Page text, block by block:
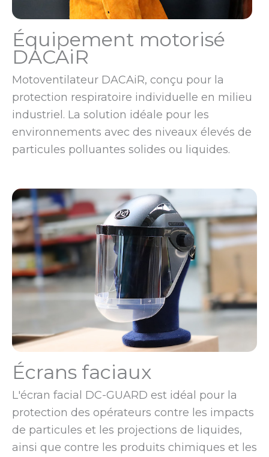
Équipement motorisé
DACAiR
Motoventilateur DACAiR, conçu pour la
protection respiratoire individuelle en milieu
industriel. La solution idéale pour les
environnements avec des niveaux élevés de
particules polluantes solides ou liquides.
Écrans faciaux
L'écran facial DC-GUARD est idéal pour la
protection des opérateurs contre les impacts
de particules et les projections de liquides,
ainsi que contre les produits chimiques et les